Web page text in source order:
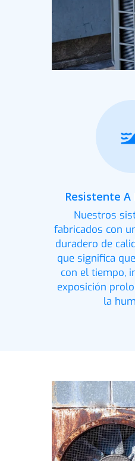
Resistente A
Nuestros
fabricados con
duradero de
que significa
con el tiempo,
exposición
la